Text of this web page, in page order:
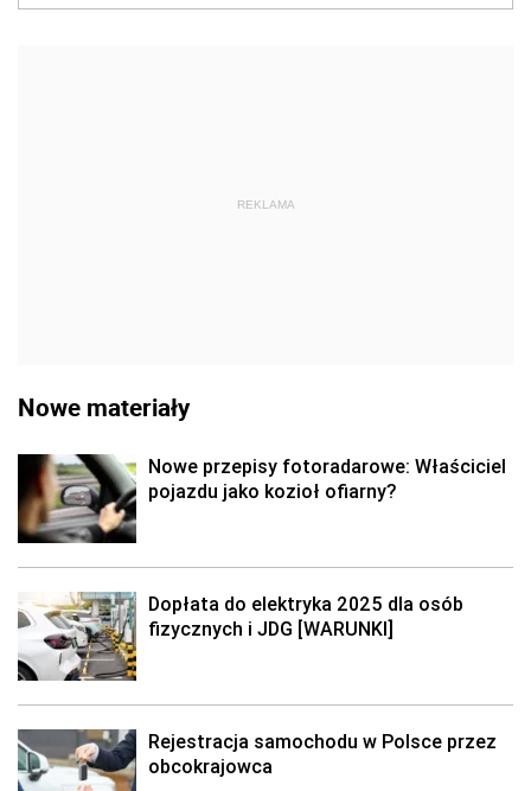
REKLAMA
Nowe materiały
Nowe przepisy fotoradarowe: Właściciel
pojazdu jako kozioł ofiarny?
Dopłata do elektryka 2025 dla osób
fizycznych i JDG [WARUNKI]
Rejestracja samochodu w Polsce przez
obcokrajowca